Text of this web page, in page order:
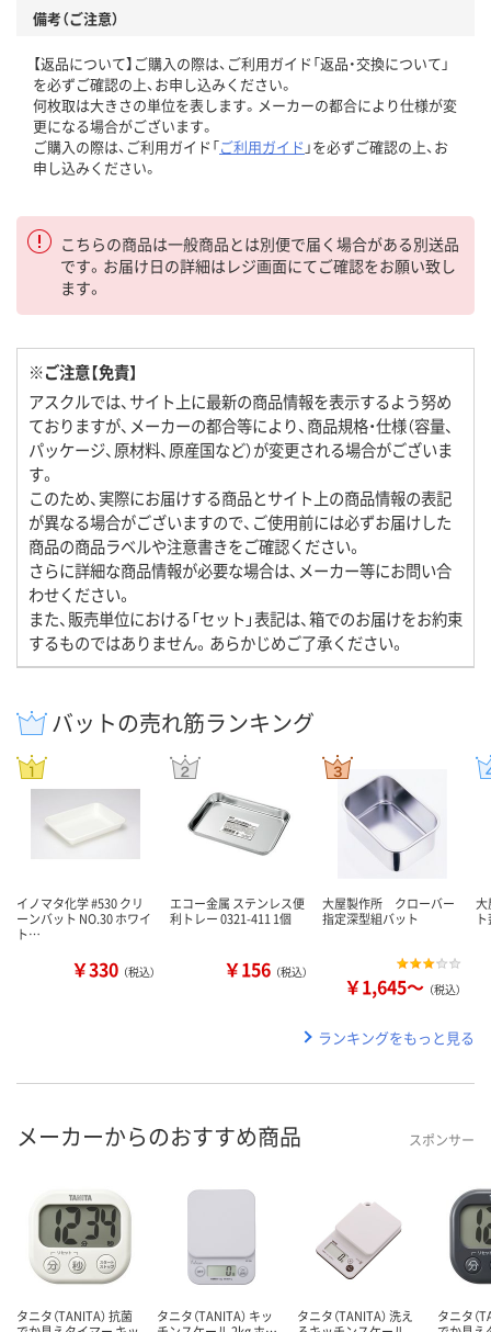
備考（ご注意）
【返品について】ご購入の際は、ご利用ガイド「返品・交換について」
を必ずご確認の上、お申し込みください。
何枚取は大きさの単位を表します。メーカーの都合により仕様が変
更になる場合がございます。
ご購入の際は、ご利用ガイド「ご利用ガイド 」を必ずご確認の上、お
申し込みください。
こちらの商品は一般商品とは別便で届く場合がある別送品
です。お届け日の詳細はレジ画面にてご確認をお願い致し
ます。
※ご注意【免責】
アスクルでは、サイト上に最新の商品情報を表示するよう努め
ておりますが、メーカーの都合等により、商品規格・仕様（容量、
パッケージ、原材料、原産国など）が変更される場合がございま
す。
このため、実際にお届けする商品とサイト上の商品情報の表記
が異なる場合がございますので、ご使用前には必ずお届けした
商品の商品ラベルや注意書きをご確認ください。
さらに詳細な商品情報が必要な場合は、メーカー等にお問い合
わせください。
また、販売単位における「セット」表記は、箱でのお届けをお約束
するものではありません。あらかじめご了承ください。
バットの売れ筋ランキング
イノマタ化学 #530 クリ
ーンバット NO.30 ホワイ
ト…
￥330 （税込）
エコー金属 ステンレス便
利トレー 0321-411 1個
￥156 （税込）
大屋製作所 クローバー
指定深型組バット
￥1,645～ （税込）
ランキングをもっと見る
メーカーからのおすすめ商品 スポンサー
タニタ（TANITA） 抗菌
タニタ（TANITA） キッ
タニタ（TANITA） 洗え
タニタ（